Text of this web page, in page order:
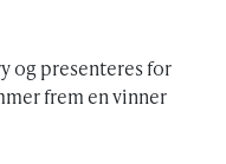
og presenteres for
frem en vinner